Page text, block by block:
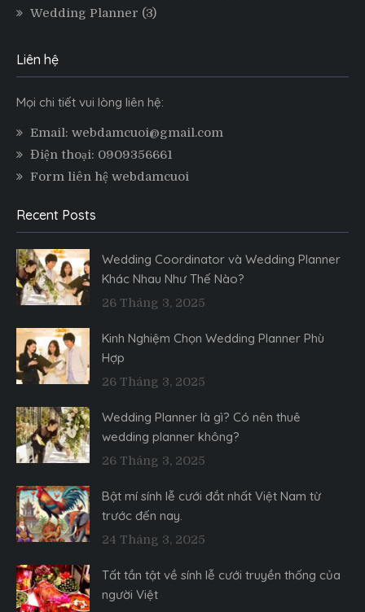
Wedding Planner (3)
Liên hệ
Mọi chi tiết vui lòng liên hệ:
Email: webdamcuoi@gmail.com
Điện thoại: 0909356661
Form liên hệ webdamcuoi
Recent Posts
Wedding Coordinator và Wedding Planner
Khác Nhau Như Thế Nào?
26 Tháng 3, 2025
Kinh Nghiệm Chọn Wedding Planner Phù
Hợp
26 Tháng 3, 2025
Wedding Planner là gì? Có nên thuê
wedding planner không?
26 Tháng 3, 2025
Bật mí sính lễ cưới đắt nhất Việt Nam từ
trước đến nay.
24 Tháng 3, 2025
Tất tần tật về sính lễ cưới truyền thống của
người Việt